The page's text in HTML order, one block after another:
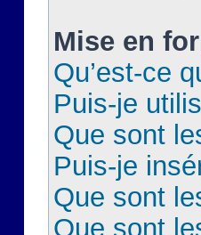
Mise en
Qu’est-ce
Puis-je
Que sont
Puis-je
Que sont
Que sont